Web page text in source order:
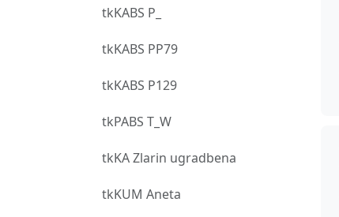
tkKABS P_
tkKABS PP79
tkKABS P129
tkPABS T_W
tkKA Zlarin ugradbena
tkKUM Aneta